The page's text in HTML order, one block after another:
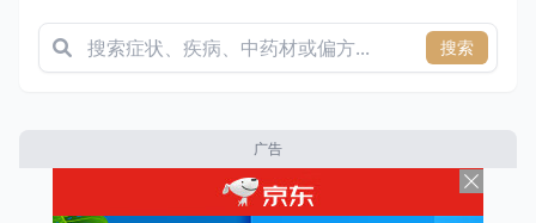
搜索
广告